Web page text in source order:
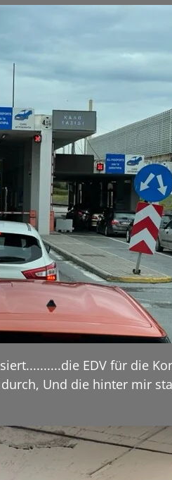
EDV für die
Und die hinter mir